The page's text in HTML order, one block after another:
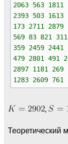
2063 563 1811
2393 503 1613
173 2711 2879
569 83 821
359 2459 2441
479 2801 491
2897 1181 269
1283 2609 761
,
Теоретический